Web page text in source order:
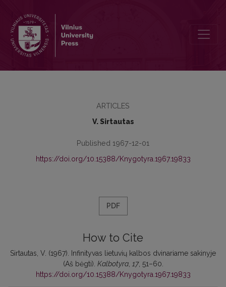
ARTICLES
V. Sirtautas
Published 1967-12-01
https://doi.org/10.15388/Knygotyra.1967.19833
PDF
How to Cite
Sirtautas, V. (1967). Infinityvas lietuvių kalbos dvinariame sakinyje
(Aš bėgti). Kalbotyra, 17, 51–60.
https://doi.org/10.15388/Knygotyra.1967.19833